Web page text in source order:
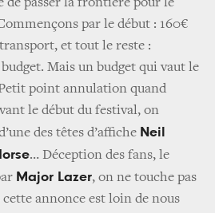
de passer la frontière pour le
par le début : 160€
et tout le reste :
Mais un budget qui vaut le
point annulation quand
le début du festival, on
des têtes d’affiche Neil
… Déception des fans, le
Major Lazer, on ne touche pas
annonce est loin de nous